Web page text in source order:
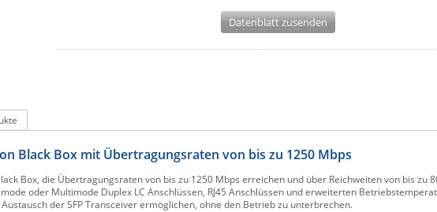
Datenblatt zusenden
Black Box mit Übertragungsraten von bis zu 1250 Mbps
Box, die Übertragungsraten von bis zu 1250 Mbps erreichen und über Reichweiten von bis zu
oder Multimode Duplex LC Anschlüssen, RJ45 Anschlüssen und erweiterten
der SFP Transceiver ermöglichen, ohne den Betrieb zu unterbrechen.